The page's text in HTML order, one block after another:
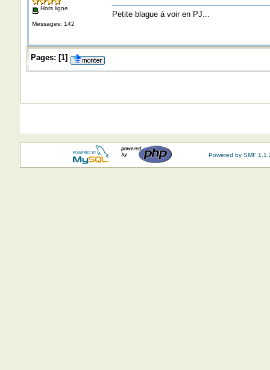
Hors ligne
Messages: 142
Petite blague à voir en PJ...
Pages: [1]
Powered by SMF